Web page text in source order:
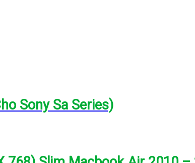
Sony Sa Series)